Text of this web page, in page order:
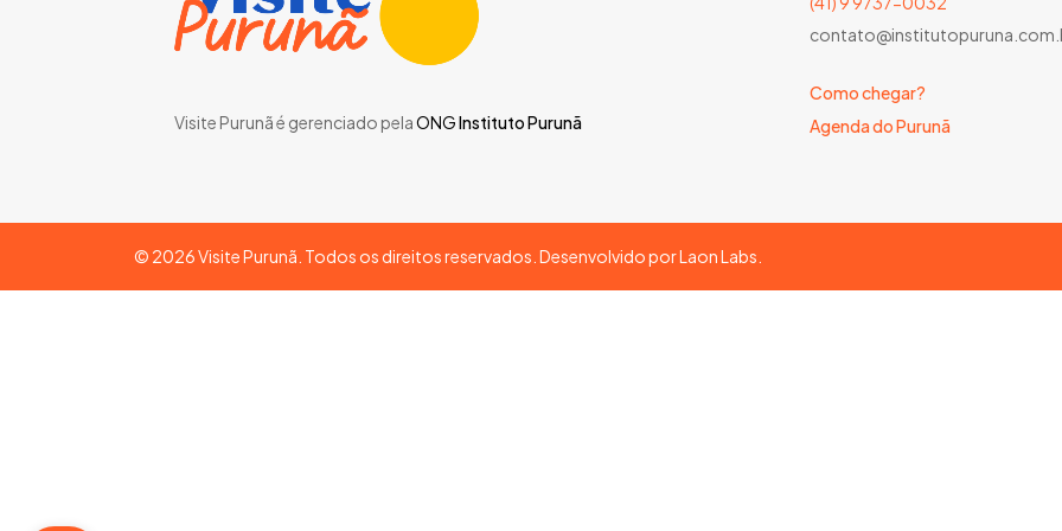
Visite Purunã é gerenciado pelaONGInstituto Purunã
Como chegar?
Agenda do Purunã
© 2026Visite Purunã. Todos os direitos reservados. Desenvolvido porLaon Labs